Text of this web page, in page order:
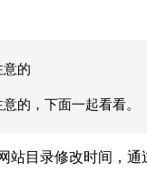
意的
的，下面一起看看。
目录修改时间，通